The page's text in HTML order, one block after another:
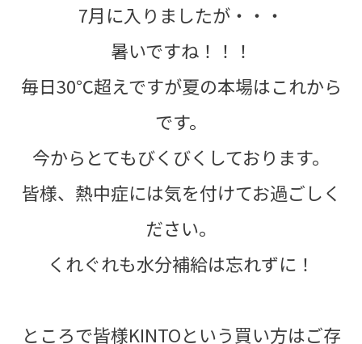
7月に入りましたが・・・
暑いですね！！！
毎日30℃超えですが夏の本場はこれから
です。
今からとてもびくびくしております。
皆様、熱中症には気を付けてお過ごしく
ださい。
くれぐれも水分補給は忘れずに！
ところで皆様KINTOという買い方はご存